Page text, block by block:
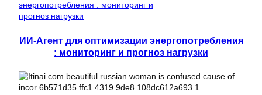
ИИ-Агент для оптимизации энергопотребления
: мониторинг и прогноз нагрузки